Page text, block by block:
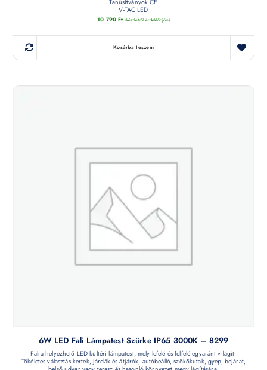
Tanúsítványok CE
V-TAC LED
10 790Ft (készletről érdeklődjön)
Kosárba teszem
6W LED Fali Lámpatest Szürke IP65 3000K – 8299
Falra helyezhető LED kültéri lámpatest, mely lefelé és felfelé egyaránt világít.
Tökéletes választás kertek, járdák és átjárók, autóbeálló, szökőkutak, gyep, bejárat,